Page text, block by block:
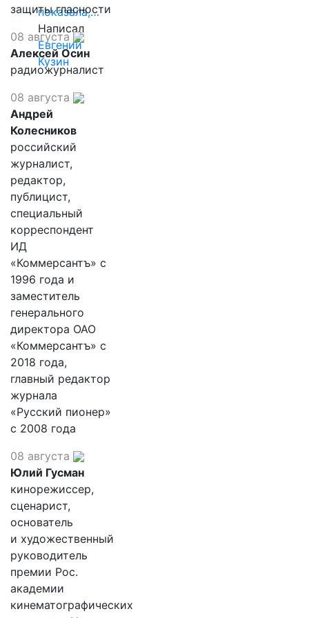
показала,…
Написал
Евгений
Кузин
защиты гласности
08 августа
Алексей Осин
радиожурналист
08 августа
Андрей
Колесников
российский
журналист,
редактор,
публицист,
специальный
корреспондент
ИД
«Коммерсантъ» с
1996 года и
заместитель
генерального
директора ОАО
«Коммерсантъ» с
2018 года,
главный редактор
журнала
«Русский пионер»
с 2008 года
08 августа
Юлий Гусман
кинорежиссер,
сценарист,
основатель
и художественный
руководитель
премии Рос.
академии
кинематографических